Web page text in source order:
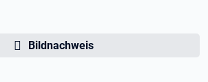
Bildnachweis